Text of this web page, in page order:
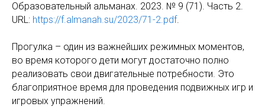
Образовательный альманах. 2023. № 9 (71). Часть 2.
URL: https://f.almanah.su/2023/71-2.pdf.
Прогулка – один из важнейших режимных моментов,
во время которого дети могут достаточно полно
реализовать свои двигательные потребности. Это
благоприятное время для проведения подвижных игр и
игровых упражнений.